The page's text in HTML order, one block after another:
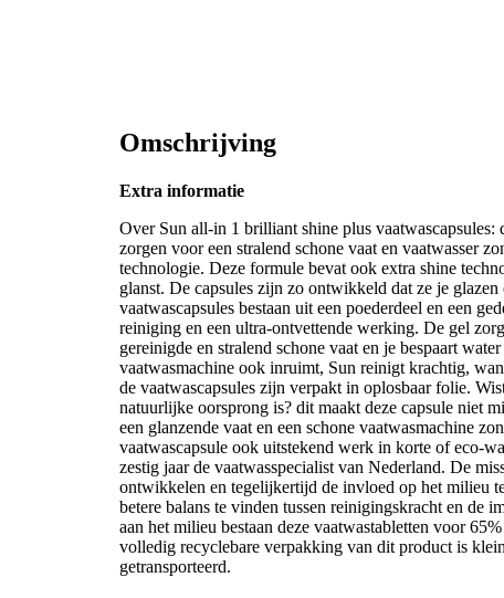
Omschrijving
Extra informatie
Over Sun all-in 1 brilliant shine plus
zorgen voor een stralend schone vaat en vaatwasser
technologie. Deze formule bevat ook extra shine
glanst. De capsules zijn zo ontwikkeld dat ze je
vaatwascapsules bestaan uit een poederdeel en een
reiniging en een ultra-ontvettende werking. De gel
gereinigde en stralend schone vaat en je bespaart
vaatwasmachine ook inruimt, Sun reinigt krachtig,
de vaatwascapsules zijn verpakt in oplosbaar folie.
natuurlijke oorsprong is? dit maakt deze capsule niet
een glanzende vaat en een schone vaatwasmachine
vaatwascapsule ook uitstekend werk in korte of eco-
zestig jaar de vaatwasspecialist van Nederland. De
ontwikkelen en tegelijkertijd de invloed op het milieu
betere balans te vinden tussen reinigingskracht en de
aan het milieu bestaan deze vaatwastabletten voor
volledig recyclebare verpakking van dit product is
getransporteerd.